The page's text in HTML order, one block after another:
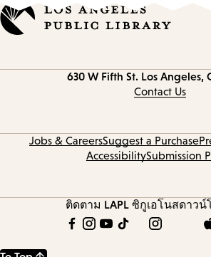
630 W Fifth St. Los Angeles,
Contact Us
Jobs & CareersSuggest a Purchase
AccessibilitySubmission
ติดตาม LAPL ซิกูเอโนสดาวน์